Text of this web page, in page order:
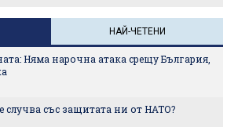
НАЙ-ЧЕТЕНИ
Няма нарочна атака срещу България,
случва със защитата ни от НАТО?